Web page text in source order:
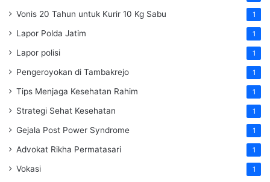
Vonis 20 Tahun untuk Kurir 10 Kg Sabu 1
Lapor Polda Jatim 1
Lapor polisi 1
Pengeroyokan di Tambakrejo 1
Tips Menjaga Kesehatan Rahim 1
Strategi Sehat Kesehatan 1
Gejala Post Power Syndrome 1
Advokat Rikha Permatasari 1
Vokasi 1